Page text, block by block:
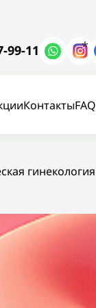
99-11 *
КонтактыFAQ
гинекология